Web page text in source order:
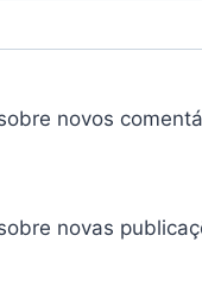
novos
novas